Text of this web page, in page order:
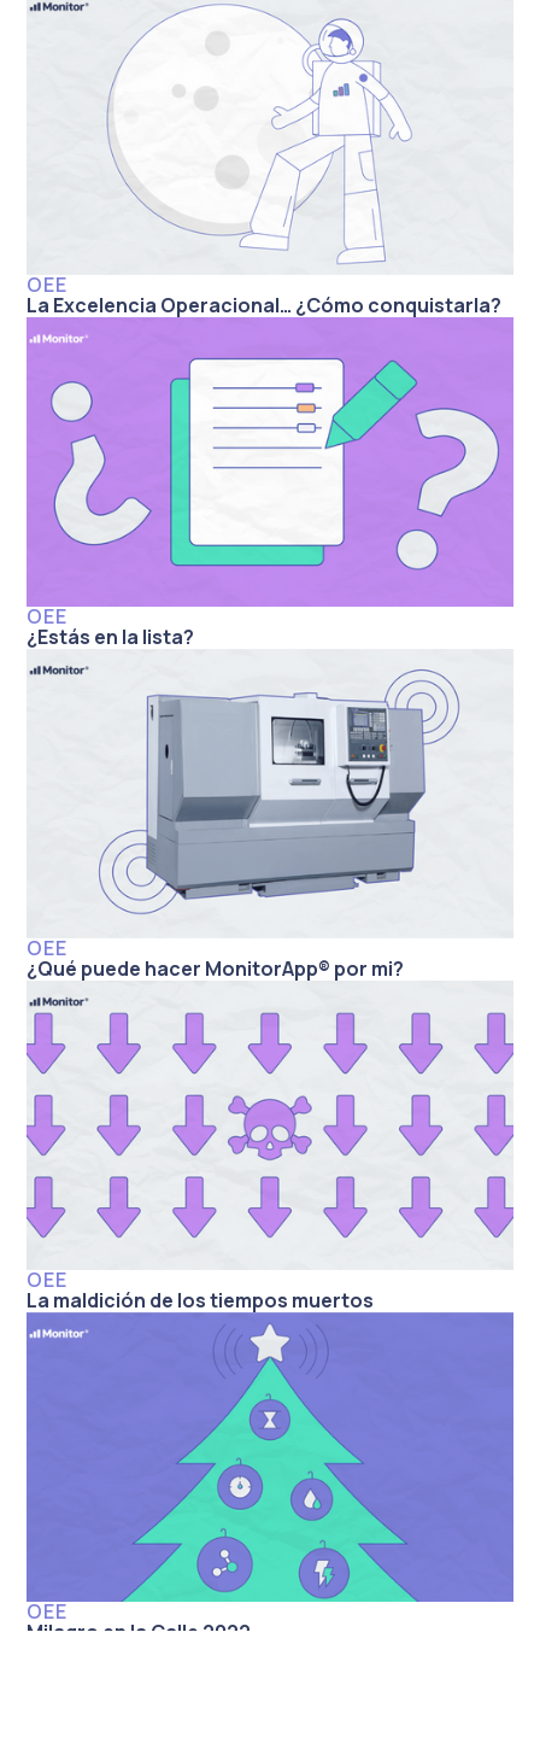
OEE
La Excelencia Operacional… ¿Cómo conquistarla?
OEE
¿Estás en la lista?
OEE
¿Qué puede hacer MonitorApp® por mi?
OEE
La maldición de los tiempos muertos
OEE
Milagro en la Calle 2022